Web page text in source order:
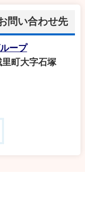
問い合わせ先
ープ
町大字石塚